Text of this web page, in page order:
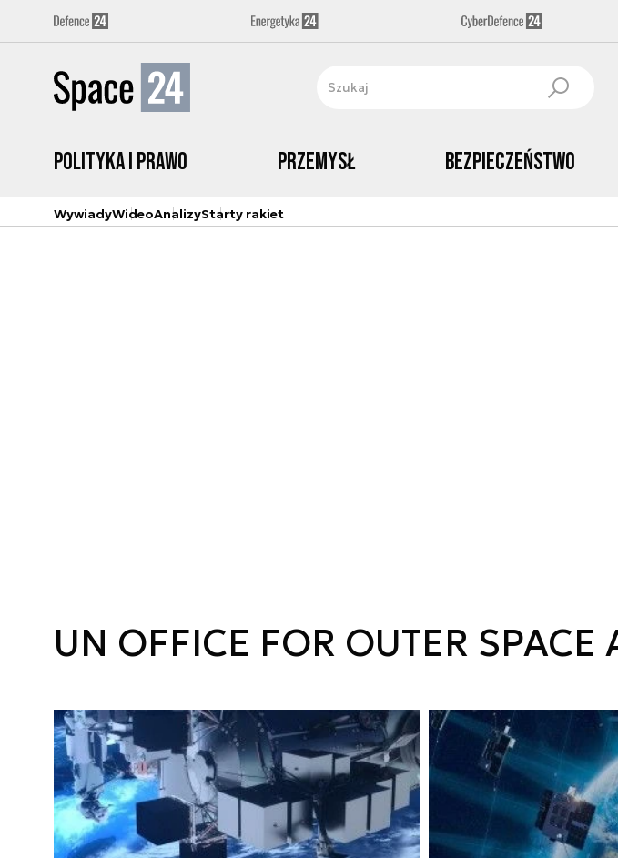
Polityka i prawo Przemysł Bezpieczeństwo
WywiadyWideoAnalizyStarty rakiet
UN OFFICE FOR OUTER